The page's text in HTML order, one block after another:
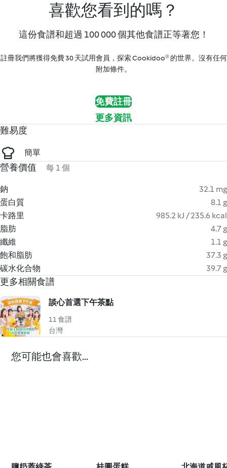
喜歡您看到的嗎？
這份食譜和超過 100 000 個其他食譜正等著您！
註冊我們將獲得免費 30 天試用會員，探索 Cookidoo® 的世界。沒有任何
附加條件。
免費註冊
更多資訊
難易度
簡單
營養價值 每 1 個
鈉
32.1 mg
蛋白質
8.1 g
卡路里
985.2 kJ / 235.6 kcal
脂肪
4.7 g
纖維
1.1 g
飽和脂肪
37.3 g
碳水化合物
39.7 g
更多相關食譜
談心首選下午茶點
11 食譜
台灣
您可能也會喜歡...